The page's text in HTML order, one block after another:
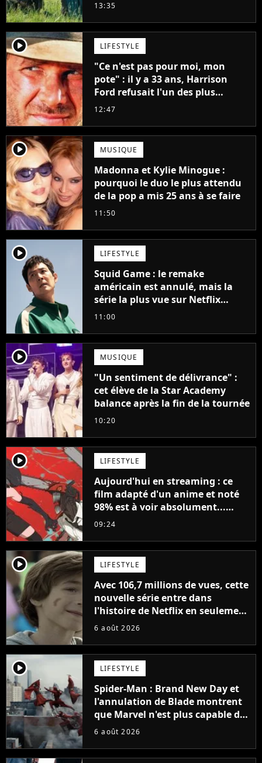
13:35
player2 LIFESTYLE
"Ce n'est pas pour moi, mon
pote" : il y a 33 ans, Harrison
Ford refusait l'un des plus
grands succès de tous les temps
12:47
player2 MUSIQUE
Madonna et Kylie Minogue :
pourquoi le duo le plus attendu
de la pop a mis 25 ans à se faire
11:50
player2 LIFESTYLE
Squid Game : le remake
américain est annulé, mais la
série la plus vue sur Netflix
pourrait avoir une version
11:00
player2 MUSIQUE
"Un sentiment de délivrance" :
cet élève de la Star Academy
balance après la fin de la tournée
10:20
player2 LIFESTYLE
Aujourd'hui en streaming : ce
film adapté d'un anime et noté
98% est à voir absolument...
sinon vous ne comprendrez plus
09:24
player2 LIFESTYLE
Avec 106,7 millions de vues, cette
nouvelle série entre dans
l'histoire de Netflix en seulement
48 jours
6 août 2026
player2 LIFESTYLE
Spider-Man : Brand New Day et
l'annulation de Blade montrent
que Marvel n'est plus capable de
faire quoi que ce soit de simple
6 août 2026